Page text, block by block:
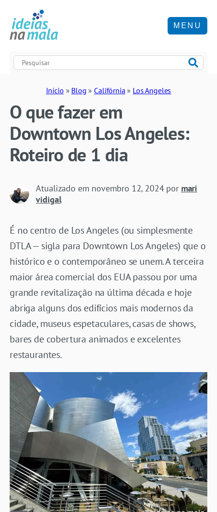
MENU
Início » Blog » Califórnia » Los Angeles
O que fazer em
Downtown Los Angeles:
Roteiro de 1 dia
Atualizado em novembro 12, 2024por mari
vidigal
É no centro de Los Angeles (ou simplesmente
DTLA — sigla para Downtown Los Angeles) que o
histórico e o contemporâneo se unem. A terceira
maior área comercial dos EUA passou por uma
grande revitalização na última década e hoje
abriga alguns dos edifícios mais modernos da
cidade, museus espetaculares, casas de shows,
bares de cobertura animados e excelentes
restaurantes.